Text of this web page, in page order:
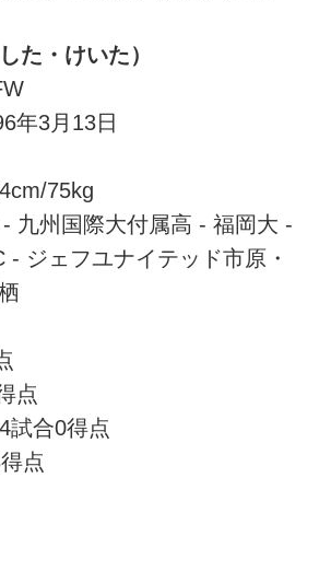
た・けいた）
年3月13日
75kg
九州国際大付属高 - 福岡大 -
- ジェフユナイテッド市原・
点
試合0得点
点